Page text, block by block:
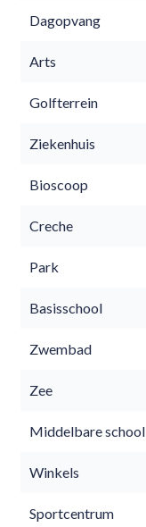
Dagopvang
Arts
Golfterrein
Ziekenhuis
Bioscoop
Creche
Park
Basisschool
Zwembad
Zee
Middelbare school
Winkels
Sportcentrum